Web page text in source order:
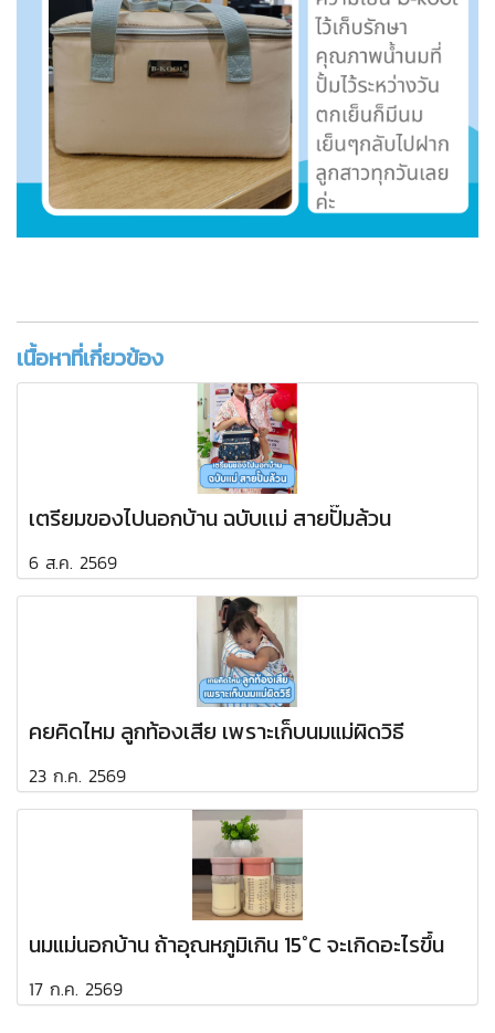
เนื้อหาที่เกี่ยวข้อง
เตรียมของไปนอกบ้าน ฉบับเเม่ สายปั๊มล้วน
6 ส.ค. 2569
คยคิดไหม ลูกท้องเสีย เพราะเก็บนมแม่ผิดวิธี
23 ก.ค. 2569
นมแม่นอกบ้าน ถ้าอุณหภูมิเกิน 15°C จะเกิดอะไรขึ้น
17 ก.ค. 2569